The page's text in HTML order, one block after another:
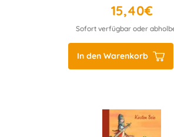
15,40€
Sofort verfügbar oder
In den Warenkorb